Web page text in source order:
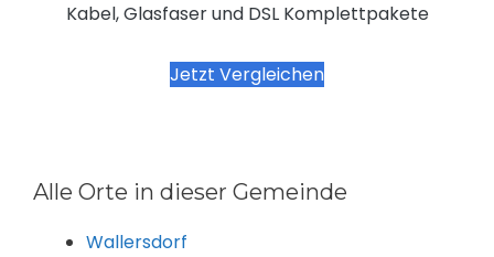
Kabel, Glasfaser und DSL Komplettpakete
Jetzt Vergleichen
Alle Orte in dieser Gemeinde
Wallersdorf